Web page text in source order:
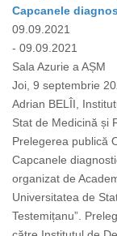
Capcanele
09.09.2021
- 09.09.2021
Sala Azurie a AȘM
Joi, 9 septembrie
Adrian BELÎI,
Stat de Medicină și
Prelegerea publică
Capcanele
organizat de
Universitatea de
Testemițanu”.